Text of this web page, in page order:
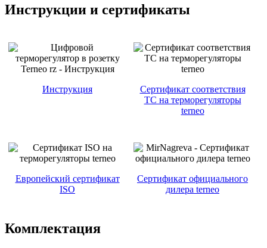
Инструкции и сертификаты
Инструкция
Сертификат соответствия
ТС на терморегуляторы
terneo
Европейский сертификат
ISO
Сертификат официального
дилера terneo
Комплектация